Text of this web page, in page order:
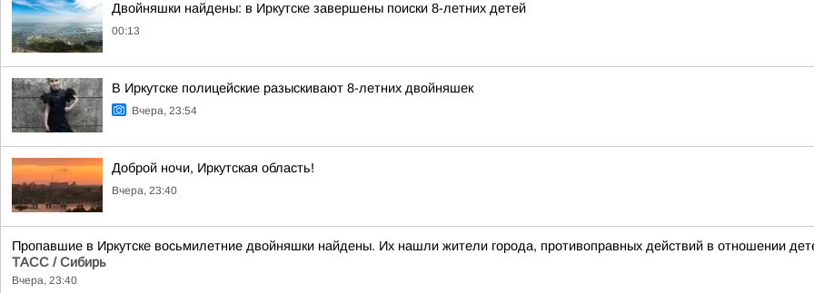
Двойняшки найдены: в Иркутске завершены поиски 8-летних детей
00:13
В Иркутске полицейские разыскивают 8-летних двойняшек
Вчера, 23:54
Доброй ночи, Иркутская область!
Вчера, 23:40
Пропавшие в Иркутске восьмилетние двойняшки найдены. Их нашли жители города, противоправных действий в отношении
ТАСС / Сибирь
Вчера, 23:40